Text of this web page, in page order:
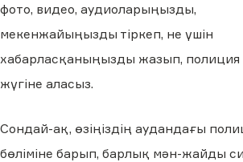
фото, видео, аудиоларыңызды,
мекенжайыңызды тіркеп, не үшін
хабарласқаныңызды жазып, полиция
жүгіне аласыз.
Сондай-ақ, өзіңіздің аудандағы
бөліміне барып, барлық мән-жайды